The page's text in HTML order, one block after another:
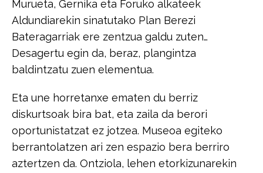
Murueta, Gernika eta Foruko alkateek​ ​
Aldundiarekin sinatutako Plan Berezi
Bateragarriak ere zentzua galdu zuten…​ ​
Desagertu egin da, beraz, plangintza
baldintzatu zuen elementua.​
​Eta une horretanxe ematen du berriz
diskurtsoak bira bat, eta zaila da berori​ ​
oportunistatzat ez jotzea. Museoa egiteko
berrantolatzen ari zen espazio bera​ ​berriro
aztertzen da. Ontziola, lehen etorkizunarekin